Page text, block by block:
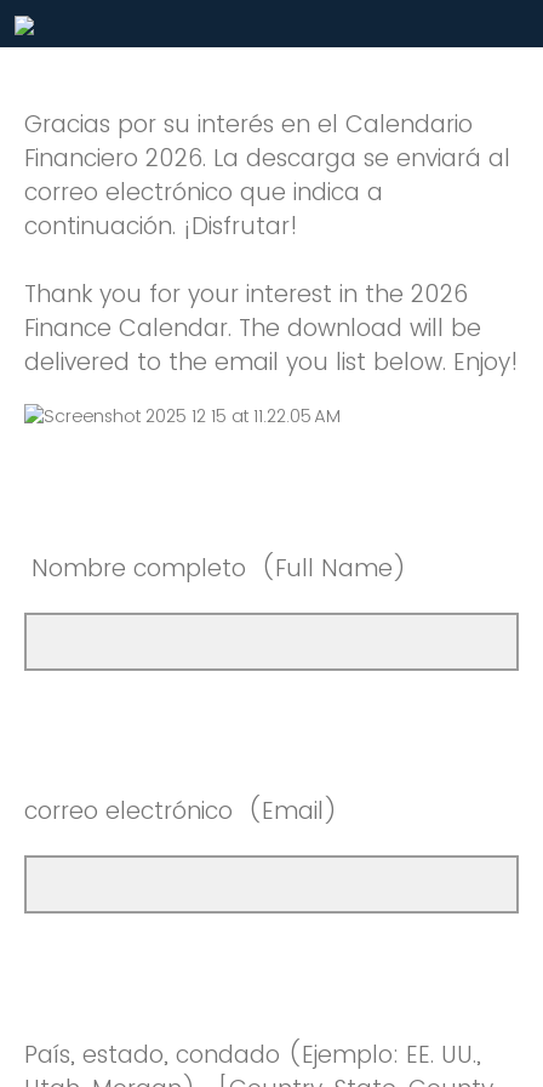
Gracias por su interés en el Calendario
Financiero 2026. La descarga se enviará al
correo electrónico que indica a
continuación. ¡Disfrutar!
Thank you for your interest in the 2026
Finance Calendar. The download will be
delivered to the email you list below. Enjoy!
Nombre completo (Full Name)
correo electrónico (Email)
País, estado, condado (Ejemplo: EE. UU.,